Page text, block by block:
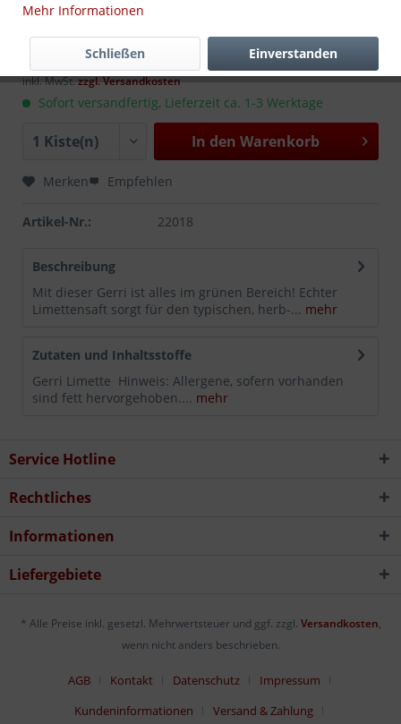
11,99 € *MEHRWEG
12 Liter (1,00 € * / 1 Liter)
inkl. MwSt.zzgl. Versandkosten
Sofort versandfertig, Lieferzeit ca. 1-3 Werktage
In den Warenkorb
Merken Empfehlen
Artikel-Nr.: 22018
Beschreibung
Mit dieser Gerri ist alles im grünen Bereich! Echter
Limettensaft sorgt für den typischen, herb-... mehr
Zutaten und Inhaltsstoffe
Gerri Limette Hinweis: Allergene, sofern vorhanden
sind fett hervorgehoben.... mehr
Service Hotline
Rechtliches
Informationen
Liefergebiete
* Alle Preise inkl. gesetzl. Mehrwertsteuer und ggf. zzgl. Versandkosten,
wenn nicht anders beschrieben.
AGB Kontakt Datenschutz
Impressum
Kundeninformationen
Versand & Zahlung
Mehr Informationen
Einverstanden
Schließen